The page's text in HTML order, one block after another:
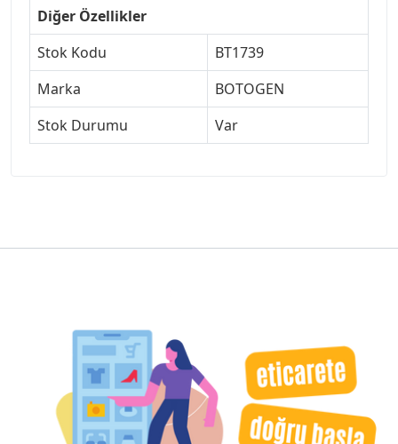
Diğer Özellikler
Stok Kodu
BT1739
Marka
BOTOGEN
Stok Durumu
Var